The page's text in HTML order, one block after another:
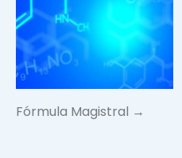
Fórmula Magistral →